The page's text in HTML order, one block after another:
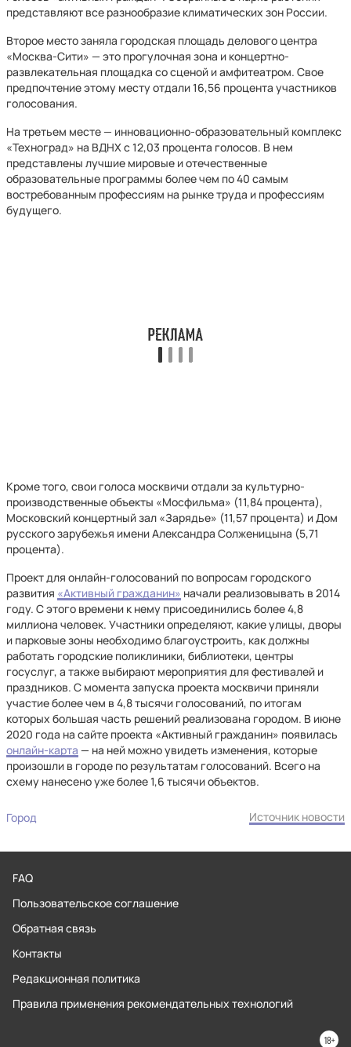
представляют все разнообразие климатических зон России.
Второе место заняла городская площадь делового центра
«Москва-Сити» — это прогулочная зона и концертно-
развлекательная площадка со сценой и амфитеатром. Свое
предпочтение этому месту отдали 16,56 процента участников
голосования.
На третьем месте — инновационно-образовательный комплекс
«Техноград» на ВДНХ с 12,03 процента голосов. В нем
представлены лучшие мировые и отечественные
образовательные программы более чем по 40 самым
востребованным профессиям на рынке труда и профессиям
будущего.
Кроме того, свои голоса москвичи отдали за культурно-
производственные объекты «Мосфильма» (11,84 процента),
Московский концертный зал «Зарядье» (11,57 процента) и Дом
русского зарубежья имени Александра Солженицына (5,71
процента).
Проект для онлайн-голосований по вопросам городского
развития «Активный гражданин» начали реализовывать в 2014
году. С этого времени к нему присоединились более 4,8
миллиона человек. Участники определяют, какие улицы, дворы
и парковые зоны необходимо благоустроить, как должны
работать городские поликлиники, библиотеки, центры
госуслуг, а также выбирают мероприятия для фестивалей и
праздников. С момента запуска проекта москвичи приняли
участие более чем в 4,8 тысячи голосований, по итогам
которых большая часть решений реализована городом. В июне
2020 года на сайте проекта «Активный гражданин» появилась
онлайн-карта — на ней можно увидеть изменения, которые
произошли в городе по результатам голосований. Всего на
схему нанесено уже более 1,6 тысячи объектов.
Город Источник новости
FAQ
Пользовательское соглашение
Обратная связь
Контакты
Редакционная политика
Правила применения рекомендательных технологий